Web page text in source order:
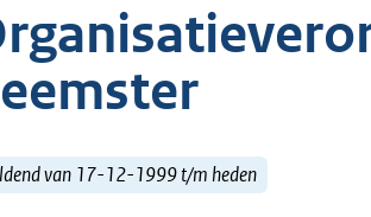
van 17-12-1999 t/m heden